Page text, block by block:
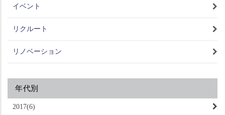
イベント
リクルート
リノベーション
年代別
2017(6)